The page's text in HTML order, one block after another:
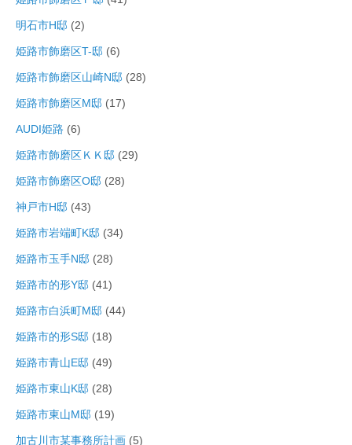
明石市H邸 (2)
姫路市飾磨区T-邸 (6)
姫路市飾磨区山崎N邸 (28)
姫路市飾磨区M邸 (17)
AUDI姫路 (6)
姫路市飾磨区ＫＫ邸 (29)
姫路市飾磨区O邸 (28)
神戸市H邸 (43)
姫路市岩端町K邸 (34)
姫路市玉手N邸 (28)
姫路市的形Y邸 (41)
姫路市白浜町M邸 (44)
姫路市的形S邸 (18)
姫路市青山E邸 (49)
姫路市東山K邸 (28)
姫路市東山M邸 (19)
加古川市某事務所計画 (5)